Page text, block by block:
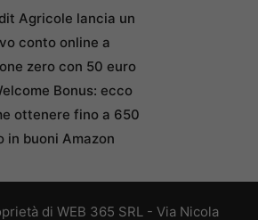
Agricole lancia un
conto online a
zero con 50 euro
Bonus: ecco
ottenere fino a 650
in buoni Amazon
di WEB 365 SRL - Via Nicola